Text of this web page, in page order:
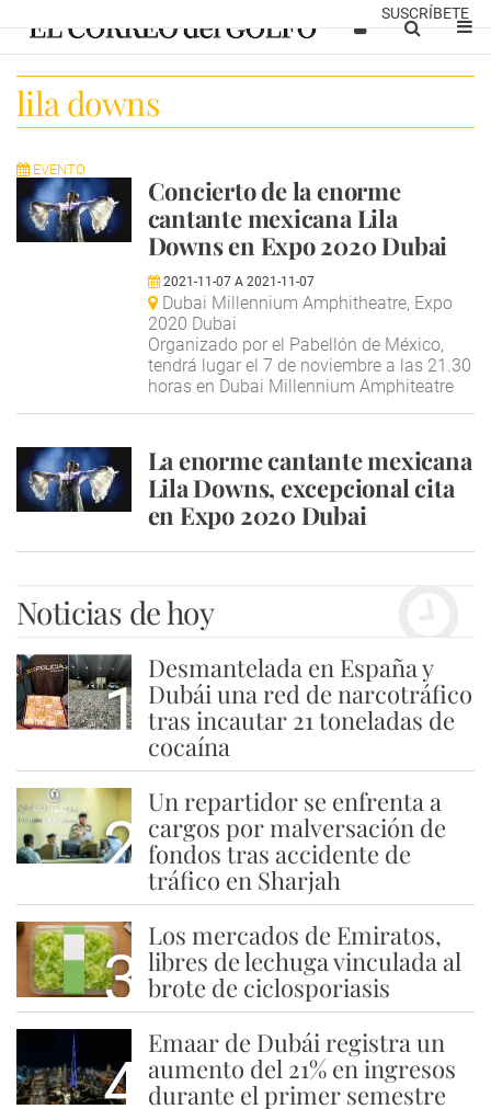
SUSCRÍBETE
lila downs
EVENTO
Concierto de la enorme
cantante mexicana Lila
Downs en Expo 2020 Dubai
2021-11-07A 2021-11-07
Dubai Millennium Amphitheatre, Expo
2020 Dubai
Organizado por el Pabellón de México,
tendrá lugar el 7 de noviembre a las 21.30
horas en Dubai Millennium Amphiteatre
La enorme cantante mexicana
Lila Downs, excepcional cita
en Expo 2020 Dubai
Noticias de hoy
1
Desmantelada en España y
Dubái una red de narcotráfico
tras incautar 21 toneladas de
cocaína
2
Un repartidor se enfrenta a
cargos por malversación de
fondos tras accidente de
tráfico en Sharjah
3
Los mercados de Emiratos,
libres de lechuga vinculada al
brote de ciclosporiasis
4
Emaar de Dubái registra un
aumento del 21% en ingresos
durante el primer semestre